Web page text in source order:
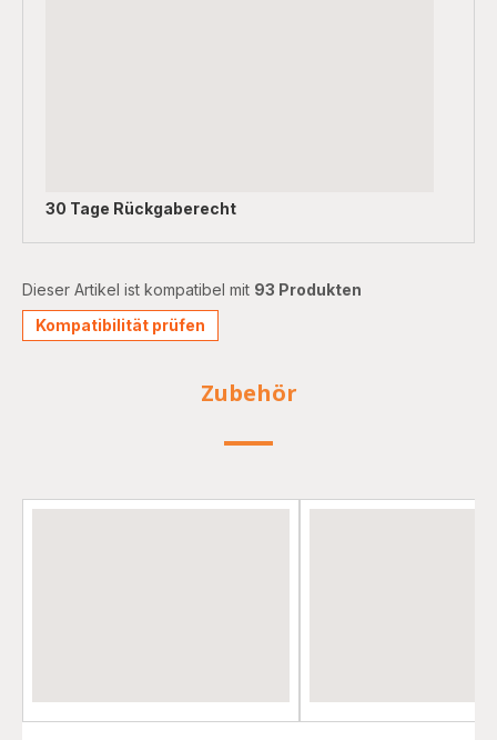
30 Tage Rückgaberecht
Dieser Artikel ist kompatibel mit 93 Produkten
Kompatibilität prüfen
Zubehör